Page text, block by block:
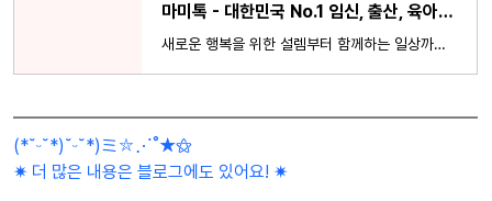
마미톡 - 대한민국 No.1 임신, 출산, 육아 국민앱
새로운 행복을 위한 설렘부터 함께하는 일상까지. 대한민국 산모라면 누구나 사용하는 앱!
(*˘ᵕ˘*)˘ᵕ˘*)ミ⛦⋰˚★⚝
✷ 더 많은 내용은 블로그에도 있어요! ✷